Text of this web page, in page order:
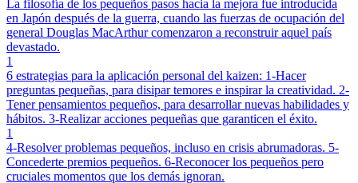
La filosofía de los pequeños pasos hacia la mejora fue introducida
en Japón después de la guerra, cuando las fuerzas de ocupación del
general Douglas MacArthur comenzaron a reconstruir aquel país
devastado.
1
6 estrategias para la aplicación personal del kaizen: 1-Hacer
preguntas pequeñas, para disipar temores e inspirar la creatividad. 2-
Tener pensamientos pequeños, para desarrollar nuevas habilidades y
hábitos. 3-Realizar acciones pequeñas que garanticen el éxito.
1
4-Resolver problemas pequeños, incluso en crisis abrumadoras. 5-
Concederte premios pequeños. 6-Reconocer los pequeños pero
cruciales momentos que los demás ignoran.